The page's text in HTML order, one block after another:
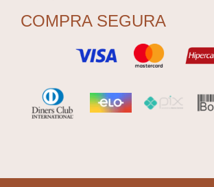
COMPRA SEGURA